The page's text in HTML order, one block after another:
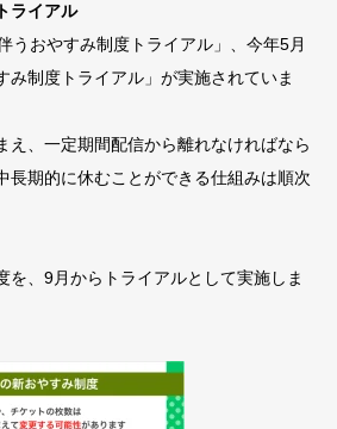
ライアル
うおやすみ制度トライアル」、今年5月
み制度トライアル」が実施されていま
え、一定期間配信から離れなければなら
長期的に休むことができる仕組みは順次
を、9月からトライアルとして実施しま